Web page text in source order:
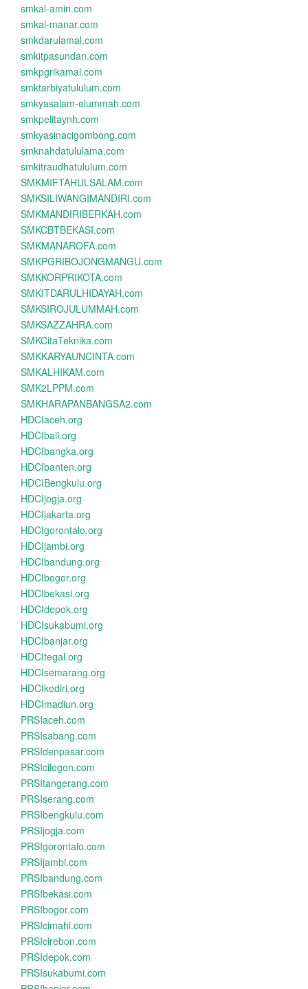
smkal-amin.com
smkal-manar.com
smkdarulamal.com
smkitpasundan.com
smkpgrikamal.com
smktarbiyatululum.com
smkyasalam-elummah.com
smkpelitaynh.com
smkyasinacigombong.com
smknahdatululama.com
smkitraudhatululum.com
SMKMIFTAHULSALAM.com
SMKSILIWANGIMANDIRI.com
SMKMANDIRIBERKAH.com
SMKCBTBEKASI.com
SMKMANAROFA.com
SMKPGRIBOJONGMANGU.com
SMKKORPRIKOTA.com
SMKITDARULHIDAYAH.com
SMKSIROJULUMMAH.com
SMKSAZZAHRA.com
SMKCitaTeknika.com
SMKKARYAUNCINTA.com
SMKALHIKAM.com
SMK2LPPM.com
SMKHARAPANBANGSA2.com
HDCIaceh.org
HDCIbali.org
HDCIbangka.org
HDCIbanten.org
HDCIBengkulu.org
HDCIjogja.org
HDCIjakarta.org
HDCIgorontalo.org
HDCIjambi.org
HDCIbandung.org
HDCIbogor.org
HDCIbekasi.org
HDCIdepok.org
HDCIsukabumi.org
HDCIbanjar.org
HDCItegal.org
HDCIsemarang.org
HDCIkediri.org
HDCImadiun.org
PRSIaceh.com
PRSIsabang.com
PRSIdenpasar.com
PRSIcilegon.com
PRSItangerang.com
PRSIserang.com
PRSIbengkulu.com
PRSIjogja.com
PRSIgorontalo.com
PRSIjambi.com
PRSIbandung.com
PRSIbekasi.com
PRSIbogor.com
PRSIcimahi.com
PRSIcirebon.com
PRSIdepok.com
PRSIsukabumi.com